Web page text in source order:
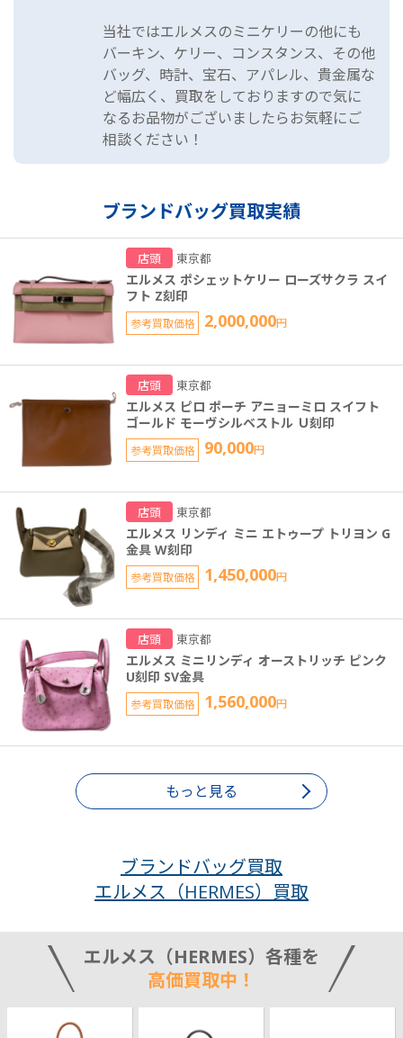
当社ではエルメスのミニケリーの他にも
バーキン、ケリー、コンスタンス、その他
バッグ、時計、宝石、アパレル、貴金属な
ど幅広く、買取をしておりますので気に
なるお品物がございましたらお気軽にご
相談ください！
ブランドバッグ買取実績
店頭 東京都
エルメス ポシェットケリー ローズサクラ スイ
フト Z刻印
参考買取価格 2,000,000円
店頭 東京都
エルメス ピロ ポーチ アニョーミロ スイフト
ゴールド モーヴシルベストル Ｕ刻印
参考買取価格 90,000円
店頭 東京都
エルメス リンディ ミニ エトゥープ トリヨン G
金具 W刻印
参考買取価格 1,450,000円
店頭 東京都
エルメス ミニリンディ オーストリッチ ピンク
U刻印 SV金具
参考買取価格 1,560,000円
もっと見る
ブランドバッグ買取
エルメス（HERMES）買取
エルメス（HERMES）各種を
高価買取中！